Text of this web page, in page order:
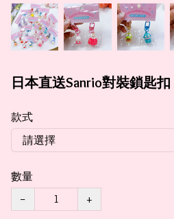
日本直送Sanrio對裝鎖匙扣
款式
數量
−
+